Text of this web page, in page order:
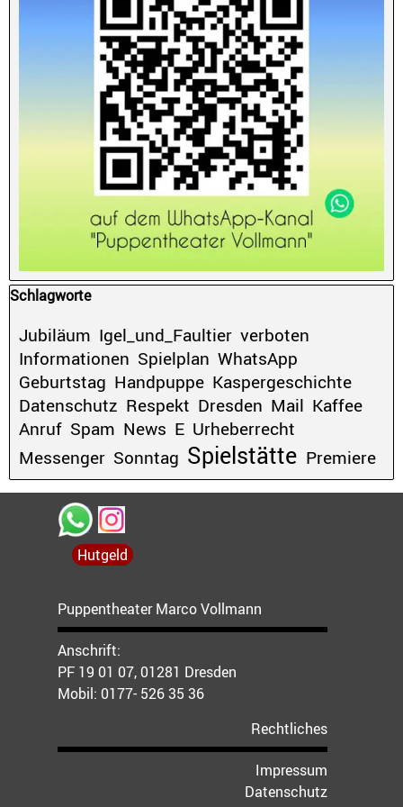
Block überspringen Schlagworte
Schlagworte
Jubiläum Igel_und_Faultier verboten
Informationen Spielplan WhatsApp
Geburtstag Handpuppe Kaspergeschichte
Datenschutz Respekt Dresden Mail Kaffee
Anruf Spam News E Urheberrecht
Messenger Sonntag Spielstätte Premiere
Puppentheater Marco Vollmann
Anschrift:
PF 19 01 07, 01281 Dresden
Mobil: 0177- 526 35 36
Rechtliches
Impressum
Datenschutz
Hutgeld